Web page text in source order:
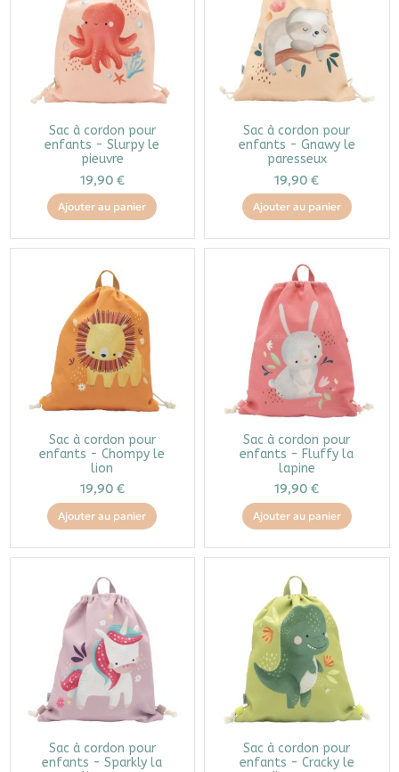
Sac à cordon pour
enfants - Slurpy le
pieuvre
19,90 €
Ajouter au panier
Sac à cordon pour
enfants - Gnawy le
paresseux
19,90 €
Ajouter au panier
Sac à cordon pour
enfants - Chompy le
lion
19,90 €
Ajouter au panier
Sac à cordon pour
enfants - Fluffy la
lapine
19,90 €
Ajouter au panier
Sac à cordon pour
enfants - Sparkly la
Sac à cordon pour
enfants - Cracky le